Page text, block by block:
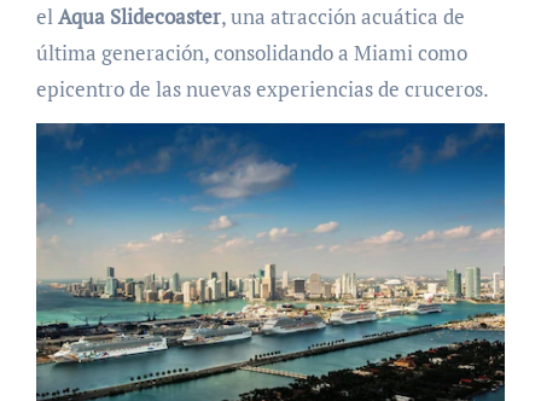
el Aqua Slidecoaster, una atracción acuática de
última generación, consolidando a Miami como
epicentro de las nuevas experiencias de cruceros.